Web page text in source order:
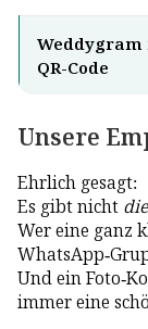
QR-Code
Unsere
Ehrlich gesagt:
Es gibt nicht
Wer eine ganz
WhatsApp-
Und ein Foto-
immer eine